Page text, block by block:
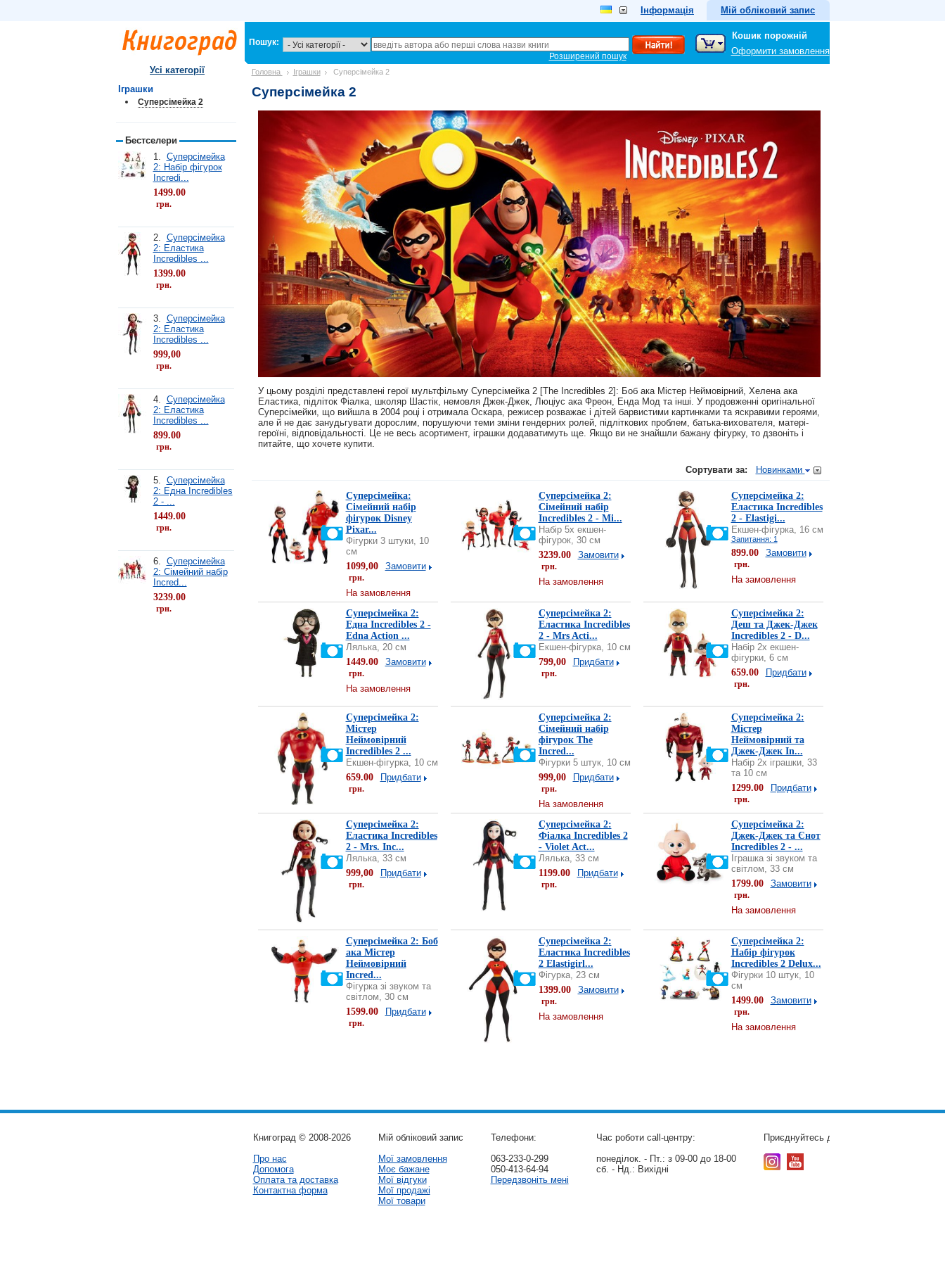
Інформація Мій обліковий запис
Пошук:
Розширений пошук
Кошик порожній
Оформити замовлення
Головна Іграшки Суперсімейка 2
Суперсімейка 2
У цьому розділі представлені герої мультфільму Суперсімейка 2 [The Incredibles 2]: Боб ака Містер Неймовірний, Хелена ака
Еластика, підліток Фіалка, школяр Шастік, немовля Джек-Джек, Люціус ака Фреон, Енда Мод та інші. У продовженні оригінальної
Суперсімейки, що вийшла в 2004 році і отримала Оскара, режисер розважає і дітей барвистими картинками та яскравими героями,
але й не дає занудьгувати дорослим, порушуючи теми зміни гендерних ролей, підліткових проблем, батька-вихователя, матері-
героїні, відповідальності. Це не весь асортимент, іграшки додаватимуть ще. Якщо ви не знайшли бажану фігурку, то дзвоніть і
питайте, що хочете купити.
Сортувати за: Новинками
Суперсімейка:
Сімейний набір
фігурок Disney
Pixar...
Фігурки 3 штуки, 10
см
1099,00
грн.
Замовити
На замовлення
Суперсімейка 2:
Сімейний набір
Incredibles 2 - Mi...
Набір 5х екшен-
фігурок, 30 см
3239.00
грн.
Замовити
На замовлення
Суперсімейка 2:
Еластика Incredibles
2 - Elastigi...
Екшен-фігурка, 16 см
Запитання: 1
899.00
грн.
Замовити
На замовлення
Суперсімейка 2:
Една Incredibles 2 -
Edna Action ...
Лялька, 20 см
1449.00
грн.
Замовити
На замовлення
Суперсімейка 2:
Еластика Incredibles
2 - Mrs Acti...
Екшен-фігурка, 10 см
799,00
грн.
Придбати
Суперсімейка 2:
Деш та Джек-Джек
Incredibles 2 - D...
Набір 2х екшен-
фігурки, 6 см
659.00
грн.
Придбати
Суперсімейка 2:
Містер
Неймовірний
Incredibles 2 ...
Екшен-фігурка, 10 см
659.00
грн.
Придбати
Суперсімейка 2:
Сімейний набір
фігурок The
Incred...
Фігурки 5 штук, 10 см
999,00
грн.
Придбати
На замовлення
Суперсімейка 2:
Містер
Неймовірний та
Джек-Джек In...
Набір 2х іграшки, 33
та 10 см
1299.00
грн.
Придбати
Суперсімейка 2:
Еластика Incredibles
2 - Mrs. Inc...
Лялька, 33 см
999,00
грн.
Придбати
Суперсімейка 2:
Фіалка Incredibles 2
- Violet Act...
Лялька, 33 см
1199.00
грн.
Придбати
Суперсімейка 2:
Джек-Джек та Єнот
Incredibles 2 - ...
Іграшка зі звуком та
світлом, 33 см
1799.00
грн.
Замовити
На замовлення
Суперсімейка 2: Боб
ака Містер
Неймовірний
Incred...
Фігурка зі звуком та
світлом, 30 см
1599.00
грн.
Придбати
Суперсімейка 2:
Еластика Incredibles
2 Elastigirl...
Фігурка, 23 см
1399.00
грн.
Замовити
На замовлення
Суперсімейка 2:
Набір фігурок
Incredibles 2 Delux...
Фігурки 10 штук, 10
см
1499.00
грн.
Замовити
На замовлення
Усі категорії
Іграшки
Суперсімейка 2
Бестселери
1. Суперсімейка
2: Набір фігурок
Incredi...
1499.00
грн.
2. Суперсімейка
2: Еластика
Incredibles ...
1399.00
грн.
3. Суперсімейка
2: Еластика
Incredibles ...
999,00
грн.
4. Суперсімейка
2: Еластика
Incredibles ...
899.00
грн.
5. Суперсімейка
2: Една Incredibles
2 - ...
1449.00
грн.
6. Суперсімейка
2: Сімейний набір
Incred...
3239.00
грн.
Книгоград © 2008-2026
Про нас
Допомога
Оплата та доставка
Контактна форма
Мій обліковий запис
Мої замовлення
Моє бажане
Мої відгуки
Мої продажі
Мої товари
Телефони:
063-233-0-299
050-413-64-94
Передзвоніть мені
Час роботи call-центру:
понеділок. - Пт.: з 09-00 до 18-00
сб. - Нд.: Вихідні
Приєднуйтесь до нас: